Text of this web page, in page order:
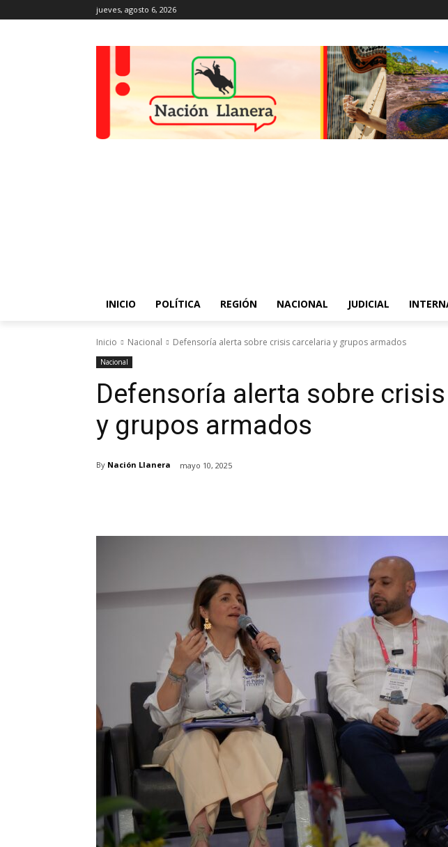
jueves, agosto 6, 2026
INICIO POLÍTICA REGIÓN NACIONAL JUDICIAL
Inicio Nacional Defensoría alerta sobre crisis carcelaria y grupos armados
Nacional
Defensoría alerta sobre
y grupos armados
By Nación Llanera mayo 10, 2025